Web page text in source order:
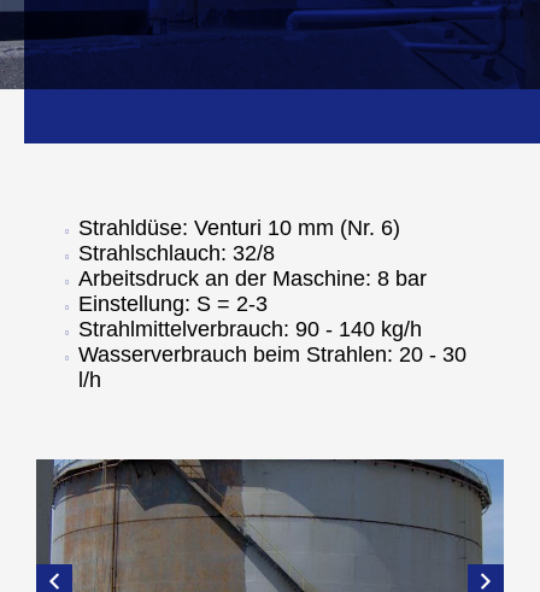
Strahldüse: Venturi 10 mm (Nr. 6)
Strahlschlauch: 32/8
Arbeitsdruck an der Maschine: 8 bar
Einstellung: S = 2-3
Strahlmittelverbrauch: 90 - 140 kg/h
Wasserverbrauch beim Strahlen: 20 - 30
l/h